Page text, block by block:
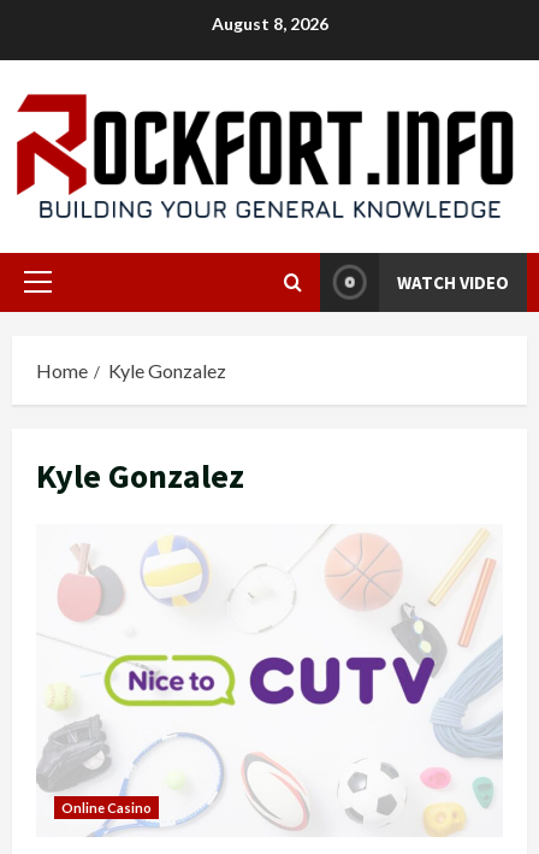
August 8, 2026
Primary
WATCH VIDEO
Home Kyle Gonzalez
Kyle Gonzalez
Online Casino